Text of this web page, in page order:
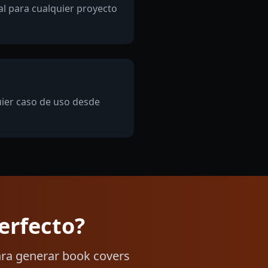
para cualquier proyecto
caso de uso desde
generar book covers